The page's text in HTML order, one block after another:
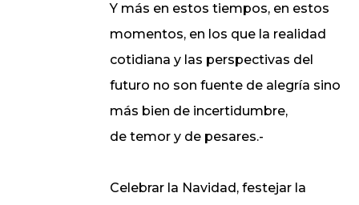
Y más en estos tiempos, en estos
momentos, en los que la realidad
cotidiana y las perspectivas del
futuro no son fuente de alegría sino
más bien de incertidumbre,
de temor y de pesares.-
Celebrar la Navidad, festejar la